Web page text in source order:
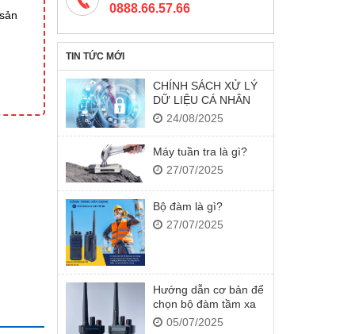
0888.66.57.66
TIN TỨC MỚI
CHÍNH SÁCH XỬ LÝ
DỮ LIỆU CÁ NHÂN
24/08/2025
Máy tuần tra là gì?
27/07/2025
Bộ đàm là gì?
27/07/2025
Hướng dẫn cơ bản để
chọn bộ đàm tầm xa
05/07/2025